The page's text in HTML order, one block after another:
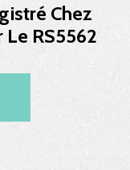
Chez
Le RS5562